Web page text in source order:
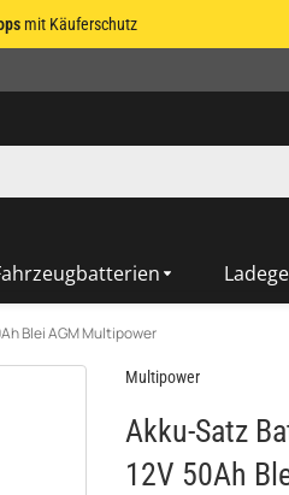
mit Käuferschutz
Blei AGM Multipower
Multipower
Akku-Satz
12V 50Ah